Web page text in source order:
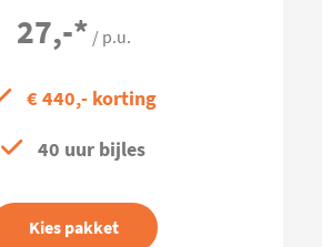
27,-* / p.u.
€ 440,- korting
40 uur bijles
Kies pakket